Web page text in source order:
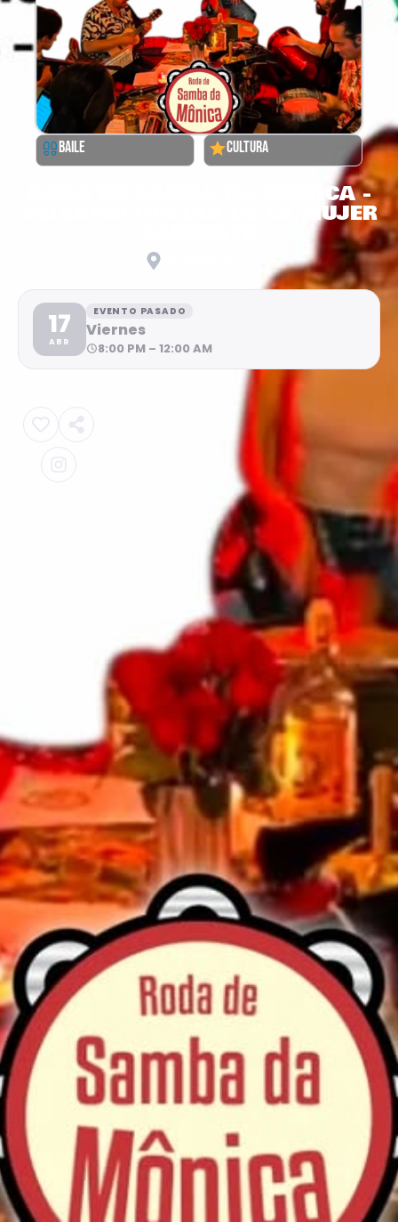
BAILE CULTURA
RODA DE SAMBA DA MÔNICA -
CELEBRACIÓN DÍA DE LA MUJER
17
ABR
EVENTO PASADO
Viernes
8:00 PM – 12:00 AM